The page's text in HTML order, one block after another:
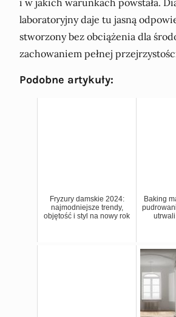
laboratoryjny daje tu jasną
stworzony bez obciążenia dla
zachowaniem pełnej
Podobne artykuły:
Fryzury damskie 2024:
najmodniejsze trendy,
objętość i styl na nowy rok
Baking